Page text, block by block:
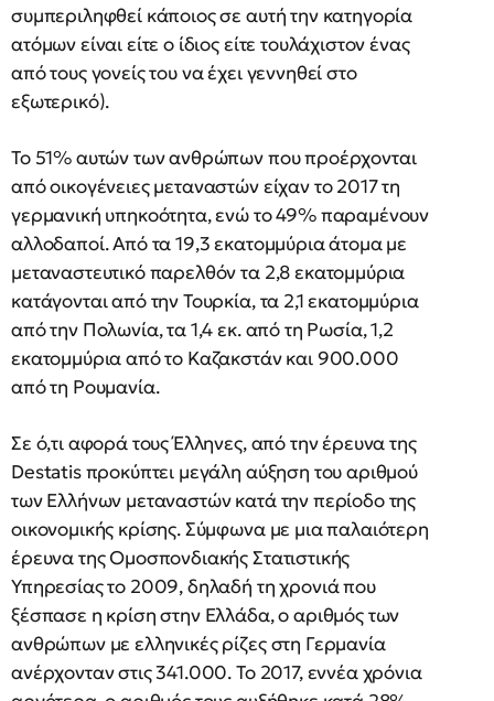
συμπεριληφθεί κάποιος σε αυτή την κατηγορία
ατόμων είναι είτε ο ίδιος είτε τουλάχιστον ένας
από τους γονείς του να έχει γεννηθεί στο
εξωτερικό).
Το 51% αυτών των ανθρώπων που προέρχονται
από οικογένειες μεταναστών είχαν το 2017 τη
γερμανική υπηκοότητα, ενώ το 49% παραμένουν
αλλοδαποί. Από τα 19,3 εκατομμύρια άτομα με
μεταναστευτικό παρελθόν τα 2,8 εκατομμύρια
κατάγονται από την Τουρκία, τα 2,1 εκατομμύρια
από την Πολωνία, τα 1,4 εκ. από τη Ρωσία, 1,2
εκατομμύρια από το Καζακστάν και 900.000
από τη Ρουμανία.
Σε ό,τι αφορά τους Έλληνες, από την έρευνα της
Destatis προκύπτει μεγάλη αύξηση του αριθμού
των Ελλήνων μεταναστών κατά την περίοδο της
οικονομικής κρίσης. Σύμφωνα με μια παλαιότερη
έρευνα της Ομοσπονδιακής Στατιστικής
Υπηρεσίας το 2009, δηλαδή τη χρονιά που
ξέσπασε η κρίση στην Ελλάδα, ο αριθμός των
ανθρώπων με ελληνικές ρίζες στη Γερμανία
ανέρχονταν στις 341.000. Το 2017, εννέα χρόνια